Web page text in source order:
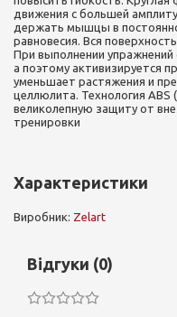
движения с большей
держать мышцы в
равновесия. Вся
При выполнении упражнений
а поэтому активизируется
уменьшает растяжения и
целлюлита. Технология ABS
великолепную защиту от
тренировки
Характеристики
Виробник: Zelart
Відгуки (0)